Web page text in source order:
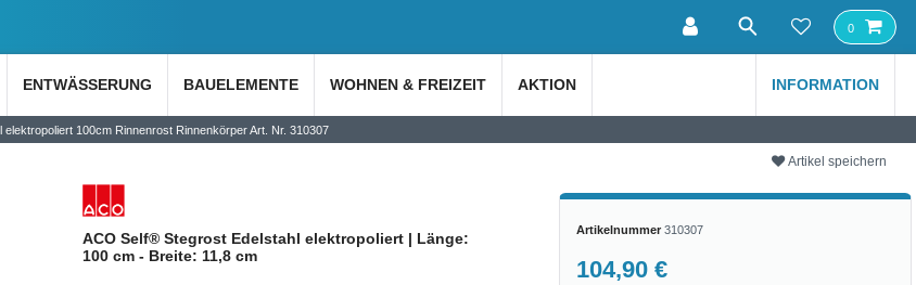
0
ENTWÄSSERUNG BAUELEMENTE WOHNEN & FREIZEIT AKTION INFORMATION
100cm Rinnenrost Rinnenkörper Art. Nr. 310307
ACO Self® Stegrost Edelstahl elektropoliert | Länge:
100 cm - Breite: 11,8 cm
Artikel speichern
Artikelnummer310307
104,90 €